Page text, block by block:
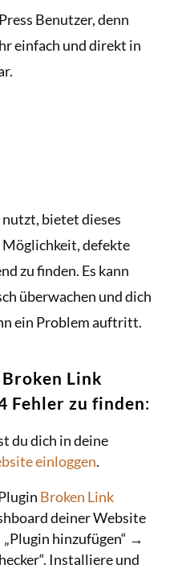
Benutzer, denn
einfach und direkt in
bietet dieses
Möglichkeit, defekte
zu finden. Es kann
überwachen und dich
ein Problem auftritt.
Link
Fehler zu finden:
du dich in deine
einloggen.
Broken Link
deiner Website
hinzufügen“ →
Installiere und